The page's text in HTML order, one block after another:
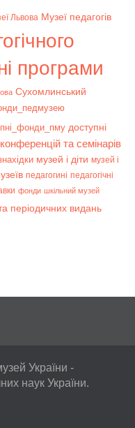
Львова Музеї педагогів
програми
Сухомлинський
доступні
та семінарів
музей і діти музей і
педагогині педагогічні
фонди шкільний музей
періодичних видань
України -
наук України.